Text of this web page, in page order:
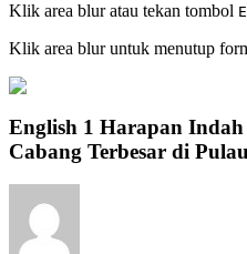
Klik area blur atau tekan tombol
Klik area blur untuk menutup
English 1 Harapan
Cabang Terbesar di